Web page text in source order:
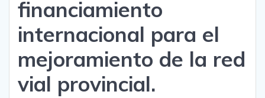
financiamiento
internacional para el
mejoramiento de la red
vial provincial.